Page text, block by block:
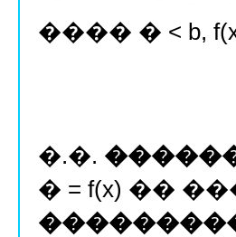
���� � < b,
�.�.
� = f(x) ��